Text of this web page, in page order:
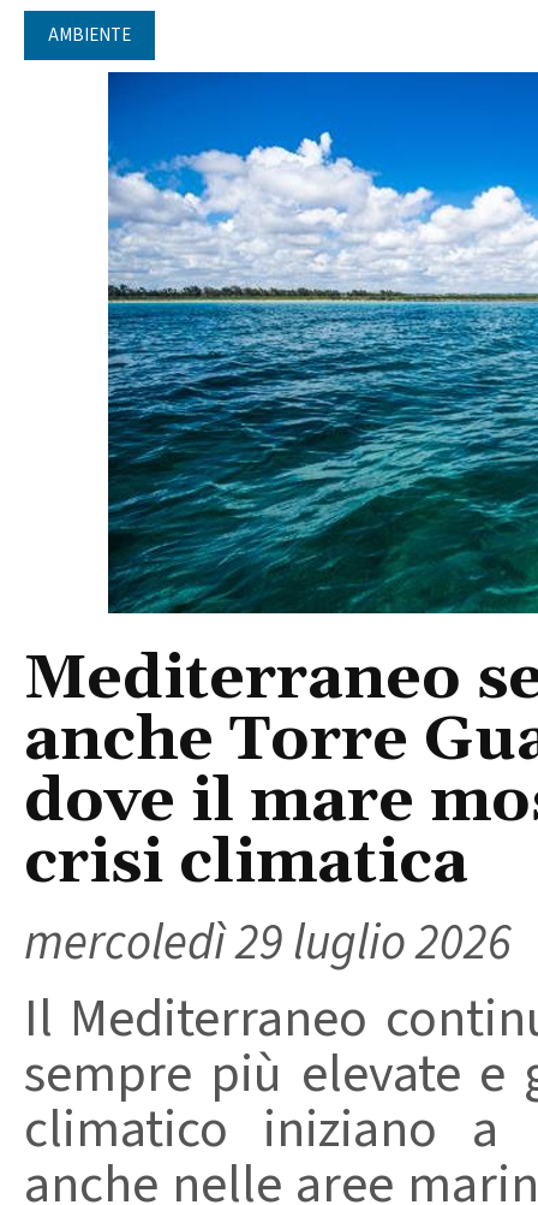
AMBIENTE
Mediterraneo
anche Torre
dove il mare
crisi climatica
mercoledì 29 luglio 2026
Il Mediterraneo
sempre più elevate
climatico iniziano a
anche nelle aree